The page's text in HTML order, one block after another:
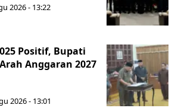
2026 - 13:22
Positif, Bupati
Anggaran 2027
2026 - 13:01